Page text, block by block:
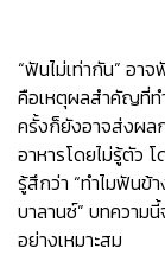
“ฟันไม่เท่ากัน” อา
คือเหตุผลสำคัญที่ทำ
ครั้งก็ยังอาจส่งผล
อาหารโดยไม่รู้ตัว
รู้สึกว่า “ทำไมฟันข้
บาลานซ์” บทความ
อย่างเหมาะสม